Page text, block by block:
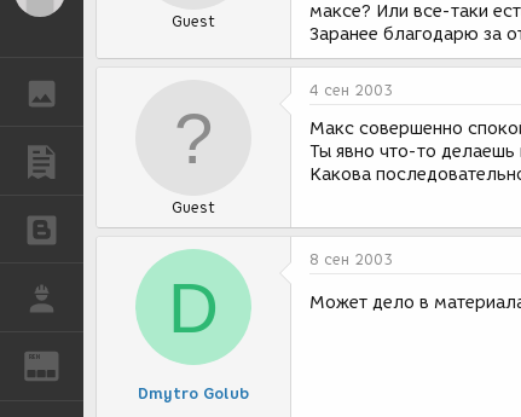
ПУБЛИКАЦИИ
БЛОГИ
РАБОТА
REN
Guest
максе? Или все-таки
Заранее благодарю за
Guest
4 сен 2003
Макс совершенно
Ты явно что-то делаешь
Какова
D
Dmytro Golub
8 сен 2003
Может дело в